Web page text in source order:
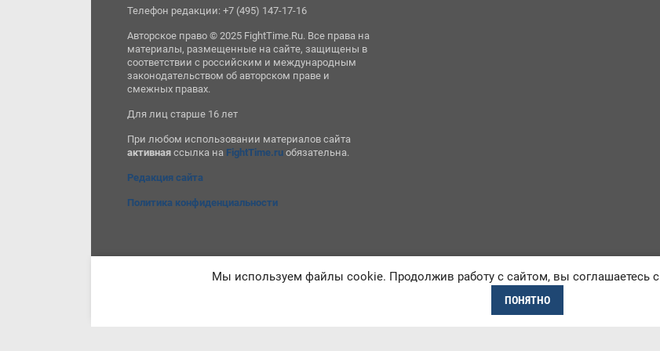
Телефон редакции: +7 (495) 147-17-16
Авторское право © 2025 FightTime.Ru. Все права на
материалы, размещенные на сайте, защищены в
соответствии с российским и международным
законодательством об авторском праве и
смежных правах.
Для лиц старше 16 лет
При любом использовании материалов сайта
активная ссылка на FightTime.ru обязательна.
Редакция сайта
Политика конфиденциальности
Мы используем файлы cookie. Продолжив работу с сайтом, вы соглашаетесь с
ПОНЯТНО